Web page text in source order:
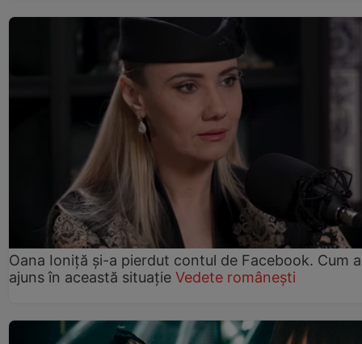
Oana Ioniță și-a pierdut contul de Facebook. Cum a
ajuns în această situație Vedete românești